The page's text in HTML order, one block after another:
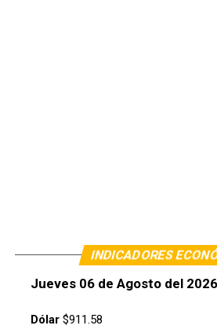
INDICADORES
Jueves 06 de Agosto del 2026
Dólar$911.58